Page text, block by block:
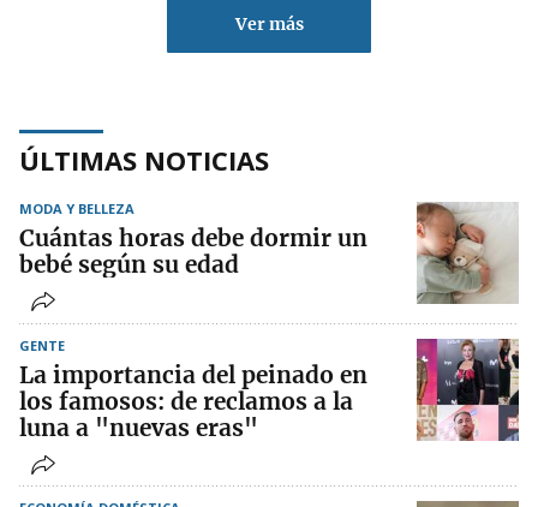
Ver más
ÚLTIMAS NOTICIAS
MODA Y BELLEZA
Cuántas horas debe dormir un
bebé según su edad
GENTE
La importancia del peinado en
los famosos: de reclamos a la
luna a "nuevas eras"